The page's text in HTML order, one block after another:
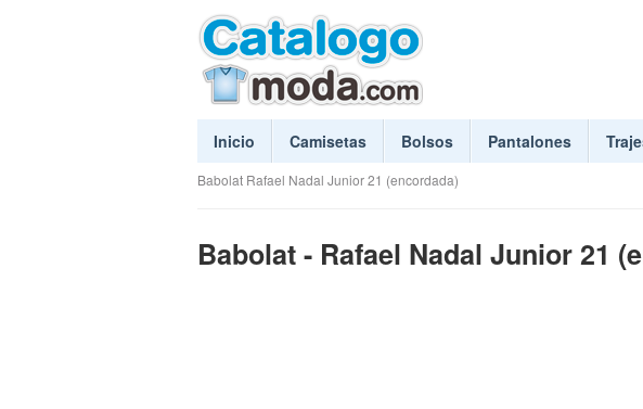
Inicio Camisetas Bolsos Pantalones
Babolat Rafael Nadal Junior 21 (encordada)
Babolat - Rafael Nadal Junior 21